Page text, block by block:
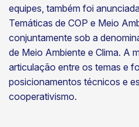
equipes, também foi
Temáticas de COP e Meio
conjuntamente sob a
de Meio Ambiente e Clima. A
articulação entre os temas e
posicionamentos técnicos e
cooperativismo.